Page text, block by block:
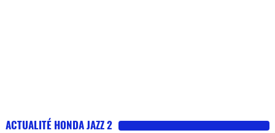
ACTUALITÉ HONDA JAZZ 2